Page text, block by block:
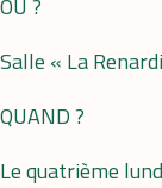
OU ?
Salle « La
QUAND ?
Le quatrième